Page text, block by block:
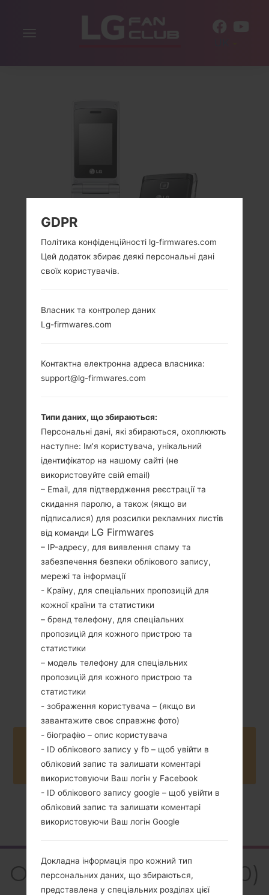
Включити
LG A130 (LGA130) З
2.0 in (~28.7%
співвідношення
екрану до тіла)
176 x 220 пікселів
(~141 щільність
пікселів на дюйм)
86 грам (3.03
mAh
-
Unknown
Вересень, 2010
Buy accessories on Amazon
Серія LG Others
Огляд LGA130(LGA130)
GDPR
Політика конфіденційності lg-firmwares.com
Цей додаток збирає деякі персональні дані
своїх користувачів.
Власник та контролер даних
Lg-firmwares.com
Контактна електронна адреса власника:
support@lg-firmwares.com
Типи даних, що збираються:
Персональні дані, які збираються, охоплюють
наступне: Ім’я користувача, унікальний
ідентифікатор на нашому сайті (не
використовуйте свій email)
– Email, для підтвердження реєстрації та
скидання паролю, а також (якщо ви
підписалися) для розсилки рекламних листів
від команди LG Firmwares
– IP-адресу, для виявлення спаму та
забезпечення безпеки облікового запису,
мережі та інформації
- Країну, для спеціальних пропозицій для
кожної країни та статистики
– бренд телефону, для спеціальних
пропозицій для кожного пристрою та
статистики
– модель телефону для спеціальних
пропозицій для кожного пристрою та
статистики
- зображення користувача – (якщо ви
завантажите своє справжнє фото)
- біографію – опис користувача
- ID облікового запису у fb – щоб увійти в
обліковий запис та залишати коментарі
використовуючи Ваш логін у Facebook
- ID облікового запису google – щоб увійти в
обліковий запис та залишати коментарі
використовуючи Ваш логін Google
Докладна інформація про кожний тип
персональних даних, що збираються,
представлена у спеціальних розділах цієї